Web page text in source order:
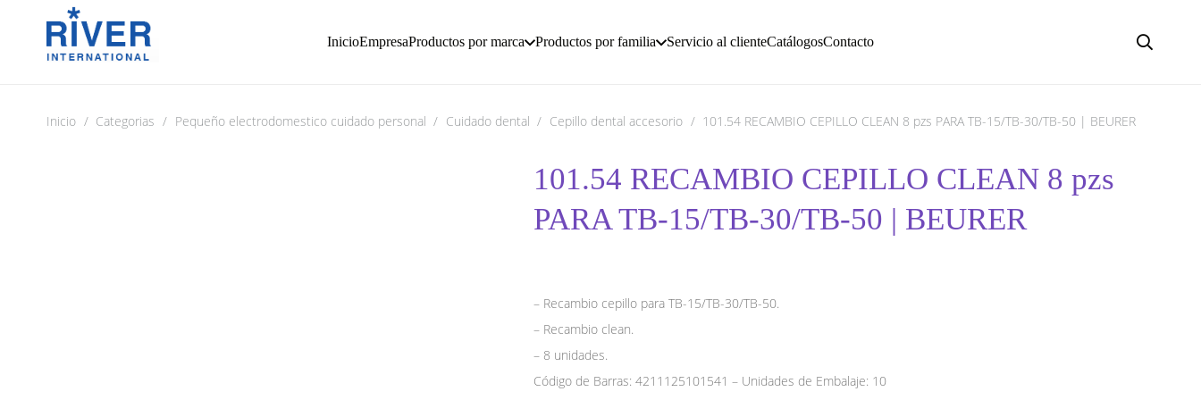
InicioEmpresaProductos por marca Productos por familia Servicio al clienteCatálogosContacto
Inicio / Categorias / Pequeño electrodomestico cuidado personal / Cuidado dental / Cepillo dental accesorio / 101.54 RECAMBIO CEPILLO CLEAN 8 pzs PARA TB-15/TB-30/TB-50 | BEURER
101.54 RECAMBIO CEPILLO CLEAN 8 pzs
PARA TB-15/TB-30/TB-50 | BEURER
– Recambio cepillo para TB-15/TB-30/TB-50.
– Recambio clean.
– 8 unidades.
Código de Barras: 4211125101541 – Unidades de Embalaje: 10